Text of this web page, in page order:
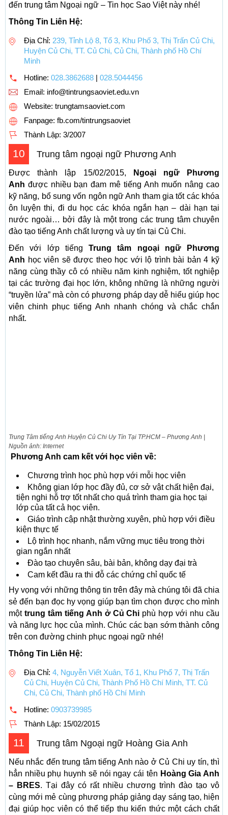
đến trung tâm Ngoại ngữ – Tin học Sao Việt này nhé!
Thông Tin Liên Hệ:
Địa Chỉ: 239, Tỉnh Lộ 8, Tổ 3, Khu Phố 3, Thị Trấn Củ Chi,
Huyện Củ Chi, TT. Củ Chi, Củ Chi, Thành phố Hồ Chí
Minh
Hotline: 028.3862688 | 028.5044456
Email: info@tintrungsaoviet.edu.vn
Website: trungtamsaoviet.com
Fanpage: fb.com/tintrungsaoviet
Thành Lập: 3/2007
10 Trung tâm ngoại ngữ Phương Anh
Được thành lập 15/02/2015, Ngoại ngữ Phương
Anh được nhiều bạn đam mê tiếng Anh muốn nâng cao
kỹ năng, bổ sung vốn ngôn ngữ Anh tham gia tốt các khóa
ôn luyện thi, đi du học các khóa ngắn hạn – dài hạn tại
nước ngoài… bởi đây là một trong các trung tâm chuyên
đào tạo tiếng Anh chất lượng và uy tín tại Củ Chi.
Đến với lớp tiếng Trung tâm ngoại ngữ Phương
Anh học viên sẽ được theo học với lộ trình bài bản 4 kỹ
năng cùng thầy cô có nhiều năm kinh nghiệm, tốt nghiệp
tại các trường đại học lớn, không những là những người
“truyền lửa” mà còn có phương pháp dạy dễ hiểu giúp học
viên chinh phục tiếng Anh nhanh chóng và chắc chắn
nhất.
Trung Tâm tiếng Anh Huyện Củ Chi Uy Tín Tại TP.HCM – Phương Anh |
Nguồn ảnh: Internet
Phương Anh cam kết với học viên về:
Chương trình học phù hợp với mỗi học viên
Không gian lớp học đầy đủ, cơ sở vật chất hiện đại,
tiện nghi hỗ trợ tốt nhất cho quá trình tham gia học tại
lớp của tất cả học viên.
Giáo trình cập nhật thường xuyên, phù hợp với điều
kiện thực tế
Lộ trình học nhanh, nắm vững mục tiêu trong thời
gian ngắn nhất
Đào tạo chuyên sâu, bài bản, không dạy đại trà
Cam kết đầu ra thi đỗ các chứng chỉ quốc tế
Hy vọng với những thông tin trên đây mà chúng tôi đã chia
sẻ đến bạn đọc hy vọng giúp bạn tìm chọn được cho mình
mộttrung tâm tiếng Anh ở Củ Chi phù hợp với nhu cầu
và năng lực học của mình. Chúc các bạn sớm thành công
trên con đường chinh phục ngoại ngữ nhé!
Thông Tin Liên Hệ:
Địa Chỉ: 4, Nguyễn Viết Xuân, Tổ 1, Khu Phố 7, Thị Trấn
Củ Chi, Huyện Củ Chi, Thành Phố Hồ Chí Minh, TT. Củ
Chi, Củ Chi, Thành phố Hồ Chí Minh
Hotline: 0903739985
Thành Lập: 15/02/2015
11 Trung tâm Ngoại ngữ Hoàng Gia Anh
Nếu nhắc đến trung tâm tiếng Anh nào ở Củ Chi uy tín, thì
hẳn nhiều phụ huynh sẽ nói ngay cái tên Hoàng Gia Anh
– BRES. Tại đây có rất nhiều chương trình đào tạo vô
cùng mới mẻ cùng phương pháp giảng dạy sáng tạo, hiện
đại giúp học viên có thể tiếp thu kiến thức một cách chất